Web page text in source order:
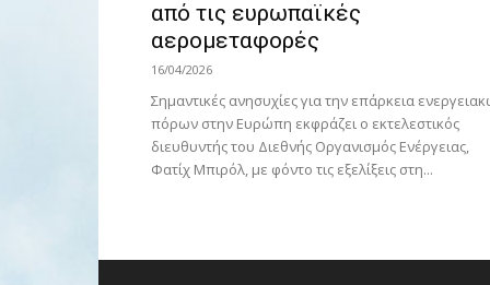
από τις ευρωπαϊκές
αερομεταφορές
16/04/2026
Σημαντικές ανησυχίες για την επάρκεια
πόρων στην Ευρώπη εκφράζει ο εκτελεστικός
διευθυντής του Διεθνής Οργανισμός Ενέργειας,
Φατίχ Μπιρόλ, με φόντο τις εξελίξεις στη...